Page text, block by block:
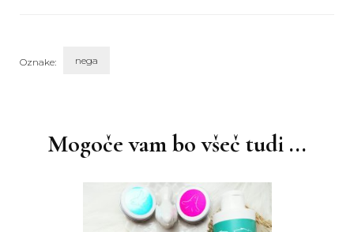
Oznake: nega
Mogoče vam bo všeč tudi ...